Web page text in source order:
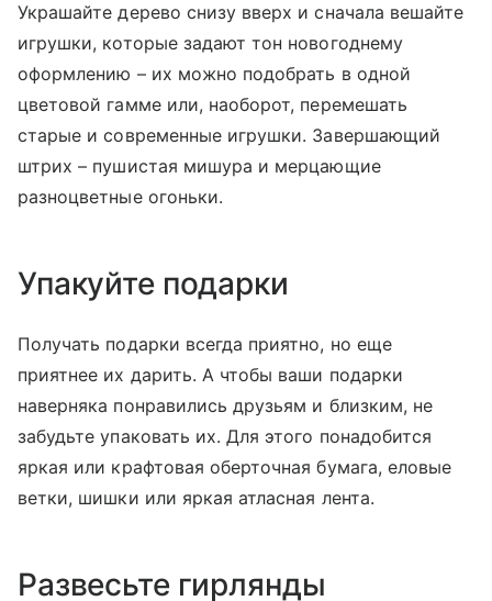
Украшайте дерево снизу вверх и сначала вешайте
игрушки, которые задают тон новогоднему
оформлению – их можно подобрать в одной
цветовой гамме или, наоборот, перемешать
старые и современные игрушки. Завершающий
штрих – пушистая мишура и мерцающие
разноцветные огоньки.
Упакуйте подарки
Получать подарки всегда приятно, но еще
приятнее их дарить. А чтобы ваши подарки
наверняка понравились друзьям и близким, не
забудьте упаковать их. Для этого понадобится
яркая или крафтовая оберточная бумага, еловые
ветки, шишки или яркая атласная лента.
Развесьте гирлянды